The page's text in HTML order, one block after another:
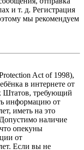
и т. д. Регистрация
мы рекомендуем
Act of 1998),
в интернете от
Штатов, требующий
информацию от
иметь на это
наличие
опекуны
от
Если вы не